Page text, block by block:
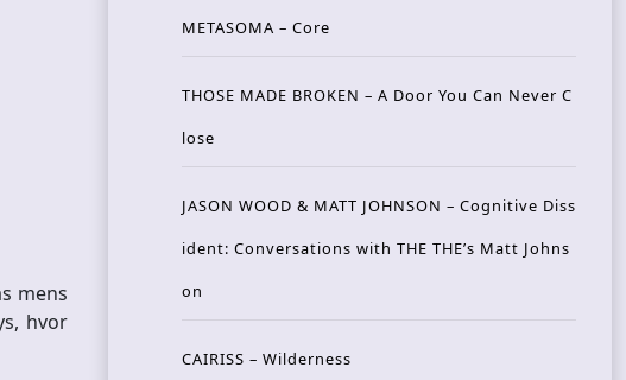
mens
hvor
METASOMA – Core
THOSE MADE BROKEN – A Door You Can Never C
lose
JASON WOOD & MATT JOHNSON – Cognitive Diss
ident: Conversations with THE THE’s Matt Johns
on
CAIRISS – Wilderness